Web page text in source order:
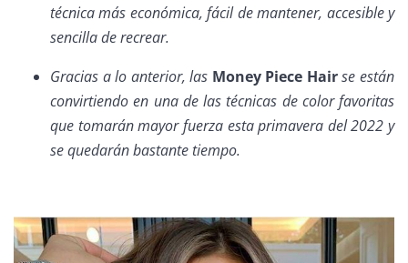
técnica más económica, fácil de mantener, accesible y
sencilla de recrear.
Gracias a lo anterior, las Money Piece Hairse están
convirtiendo en una de las técnicas de color favoritas
que tomarán mayor fuerza esta primavera del 2022 y
se quedarán bastante tiempo.